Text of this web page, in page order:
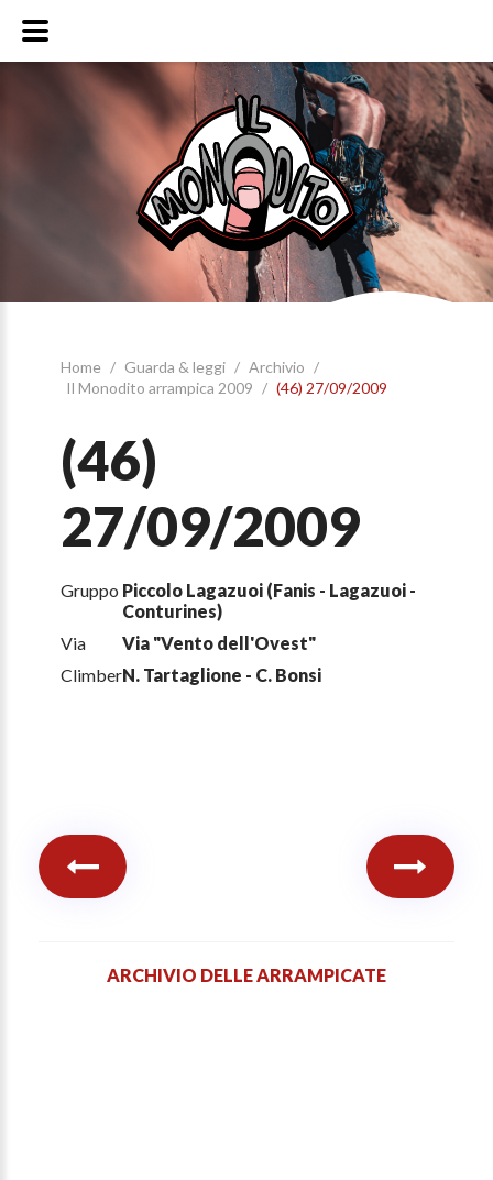
Home / Guarda & leggi / Archivio /
Il Monodito arrampica 2009 / (46) 27/09/2009
(46)
27/09/2009
Gruppo Piccolo Lagazuoi (Fanis - Lagazuoi -
Conturines)
Via
Via "Vento dell'Ovest"
ClimberN. Tartaglione - C. Bonsi
ARCHIVIO DELLE ARRAMPICATE